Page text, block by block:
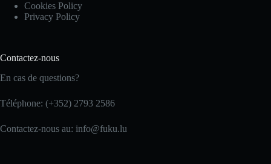
Cookies Policy
Privacy Policy
Contactez-nous
En cas de questions?
Téléphone: (+352) 2793 2586
Contactez-nous au: info@fuku.lu